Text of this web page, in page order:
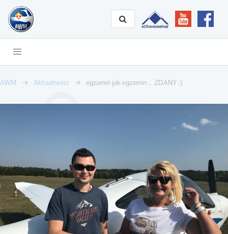
AWM Aktualności egzamin jak egzamin … ZDANY :)